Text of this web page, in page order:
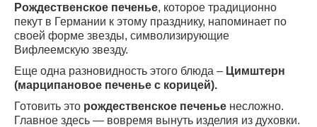
Рождественское печенье, которое традиционно
пекут в Германии к этому празднику, напоминает по
своей форме звезды, символизирующие
Вифлеемскую звезду.
Еще одна разновидность этого блюда – Цимштерн
(марципановое печенье с корицей).
Готовить это рождественское печенье несложно.
Главное здесь — вовремя вынуть изделия из духовки.